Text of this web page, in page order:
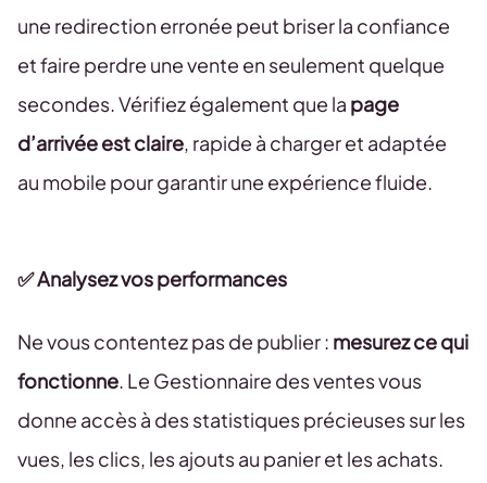
une redirection erronée peut briser la confiance
et faire perdre une vente en seulement quelque
secondes. Vérifiez également que la page
d’arrivée est claire, rapide à charger et adaptée
au mobile pour garantir une expérience fluide.
✅ Analysez vos performances
Ne vous contentez pas de publier : mesurez ce qui
fonctionne. Le Gestionnaire des ventes vous
donne accès à des statistiques précieuses sur les
vues, les clics, les ajouts au panier et les achats.